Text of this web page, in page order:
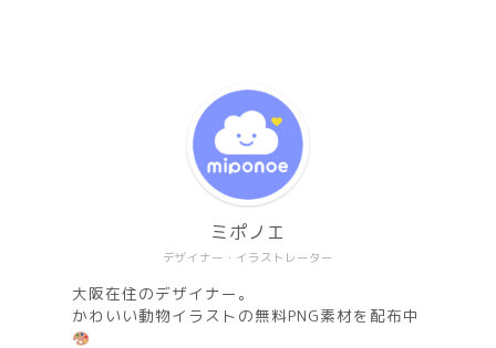
デザイナー・イラストレーター
ミポノエ
大阪在住のデザイナー。
かわいい動物イラストの無料PNG素材を配布中